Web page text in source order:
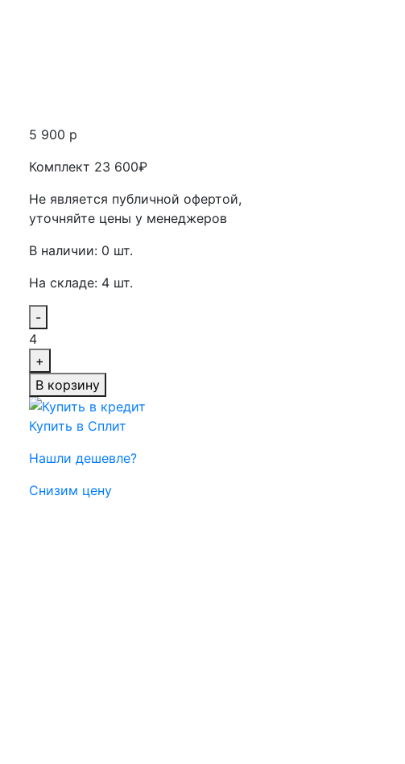
5 900 р
Комплект 23 600₽
Не является публичной офертой,
уточняйте цены у менеджеров
В наличии: 0 шт.
На складе: 4 шт.
-
4
+
В корзину
Купить в Сплит
Нашли дешевле?
Снизим цену